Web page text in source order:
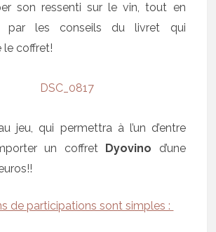
son ressenti sur le vin, tout en
par les conseils du livret qui
le coffret!
jeu, qui permettra à l’un d’entre
un coffretDyovino d’une
de participations sont simples :